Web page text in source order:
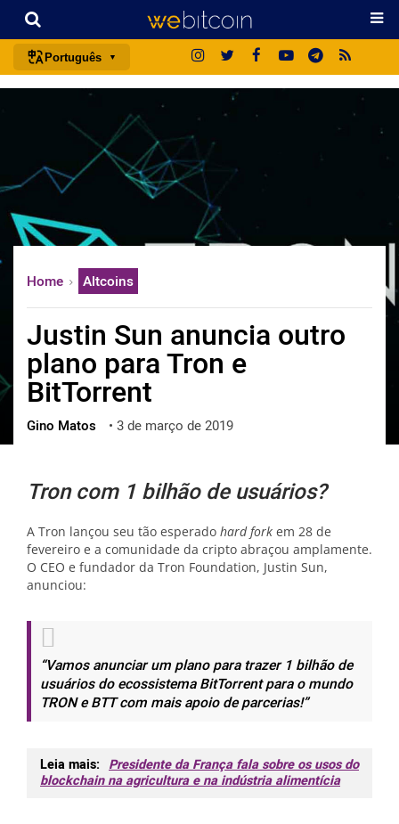
Português
português (BR)
english
español
français
deutsch
中文
한국어
العربية
ไทย
ქართული
Home Altcoins
Justin Sun anuncia outro
plano para Tron e
BitTorrent
Gino Matos • 3 de março de 2019
Tron com 1 bilhão de usuários?
A Tron lançou seu tão esperado hard fork em 28 de
fevereiro e a comunidade da cripto abraçou amplamente.
O CEO e fundador da Tron Foundation, Justin Sun,
anunciou:
“Vamos anunciar um plano para trazer 1 bilhão de
usuários do ecossistema BitTorrent para o mundo
TRON e BTT com mais apoio de parcerias!”
Leia mais: Presidente da França fala sobre os usos do
blockchain na agricultura e na indústria alimentícia